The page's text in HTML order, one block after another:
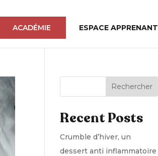
ACADÉMIE ESPACE APPRENANT
Rechercher
Recent Posts
Crumble d’hiver, un
dessert anti inflammatoire